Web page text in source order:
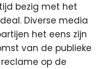
bezig met het
Diverse media
het eens zijn
van de publieke
op de